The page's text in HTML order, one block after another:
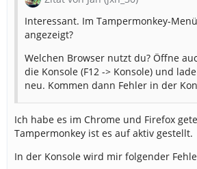
Interessant. Im Tampermonkey-
angezeigt?
Welchen Browser nutzt du? Öffne
die Konsole (F12 -> Konsole) und
neu. Kommen dann Fehler in der
Ich habe es im Chrome und Firefox
Tampermonkey ist es auf aktiv gestellt.
In der Konsole wird mir folgender